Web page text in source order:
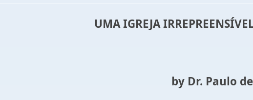
UMA IGREJA
by Dr. Paulo de